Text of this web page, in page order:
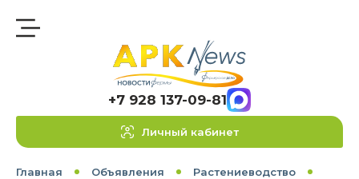
+7 928 137-09-81
Личный кабинет
Главная Объявления
Растениеводство